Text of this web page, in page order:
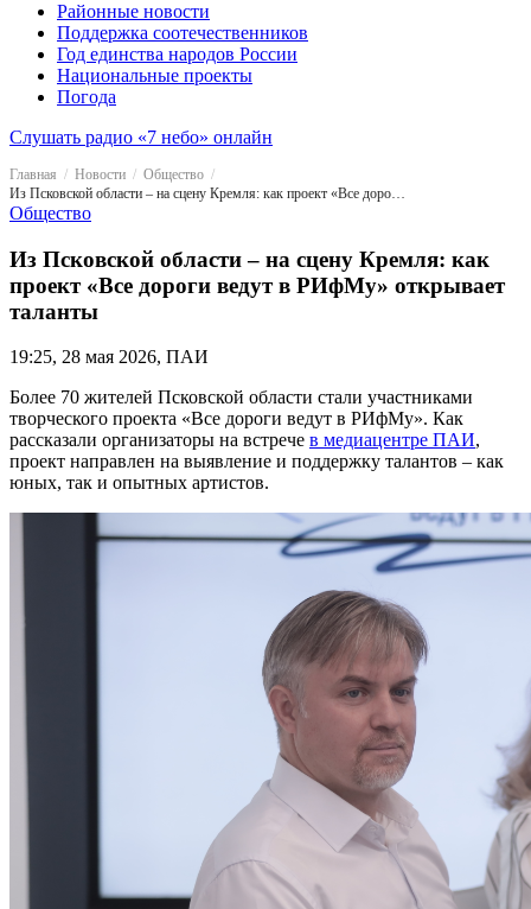
Районные новости
Поддержка соотечественников
Год единства народов России
Национальные проекты
Погода
Слушать радио «7 небо» онлайн
Главная Новости
Общество
Из Псковской области – на сцену Кремля: как проект «Все дороги ведут в РИфМу» открывает таланты
Общество
Из Псковской области – на сцену Кремля: как
проект «Все дороги ведут в РИфМу» открывает
таланты
19:25, 28 мая 2026, ПАИ
Более 70 жителей Псковской области стали участниками
творческого проекта «Все дороги ведут в РИфМу». Как
рассказали организаторы на встрече в медиацентре ПАИ,
проект направлен на выявление и поддержку талантов – как
юных, так и опытных артистов.